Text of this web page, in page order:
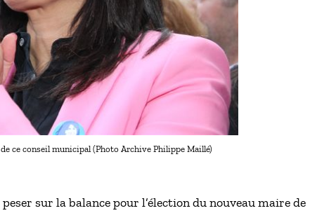
ce conseil municipal (Photo Archive Philippe Maillé)
sur la balance pour l’élection du nouveau maire de